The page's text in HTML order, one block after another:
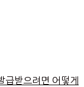
급받으려면 어떻게